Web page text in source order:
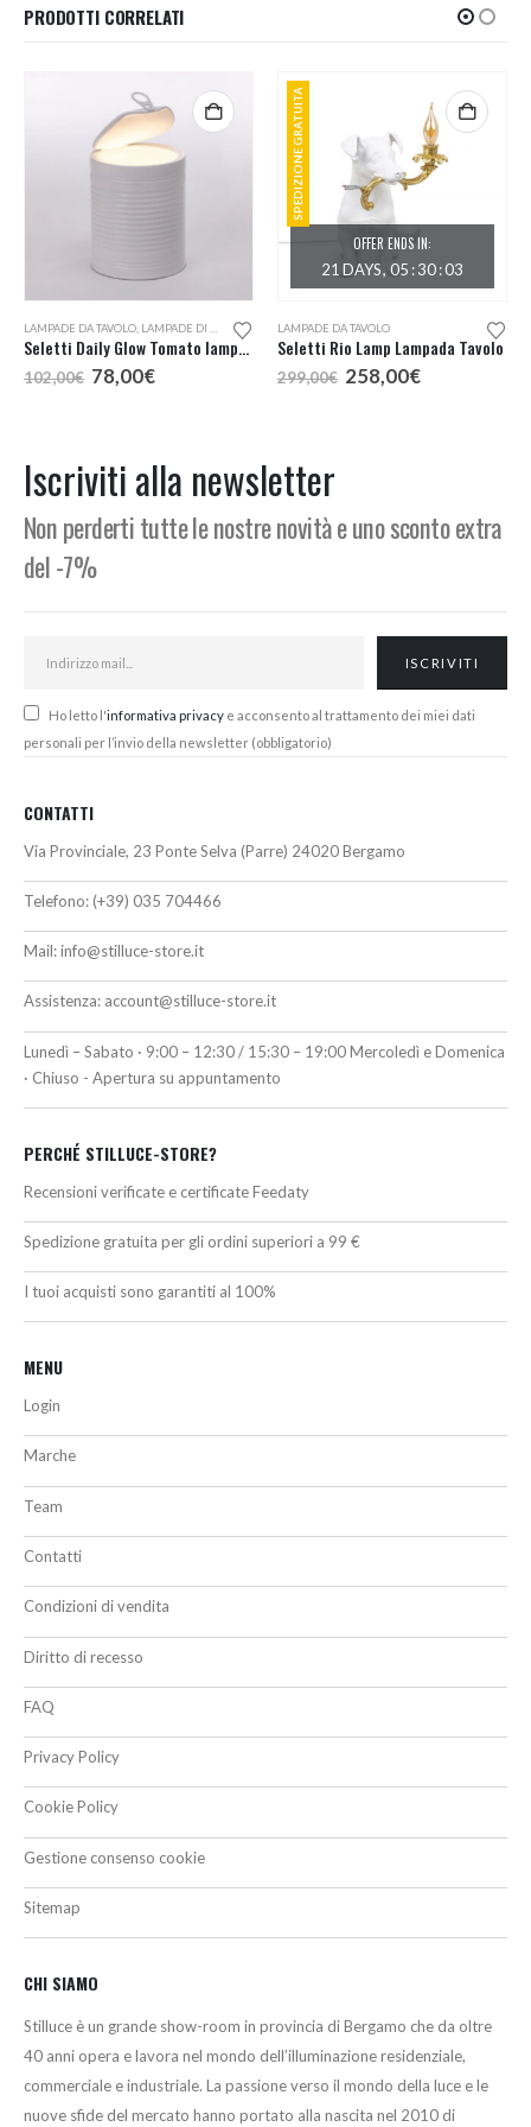
PRODOTTI CORRELATI
LAMPADE DA TAVOLO LAMPADE DI DESIGN A KM0 ,LAMPADE PORTATILI
Seletti Daily Glow Tomato lampada tavolo
102,00€ Il
prezzo
78,00€Il
SPEDIZIONE GRATUITA
OFFER ENDS IN:
21 DAYS 05 :30:03
LAMPADE DA TAVOLO
Seletti Rio Lamp Lampada Tavolo
299,00€ Il
prezzo
258,00€Il
Iscriviti alla newsletter
Non perderti tutte le nostre novità e uno sconto extra
del -7%
Ho letto l'informativa privacy e acconsento al trattamento dei miei dati
personali per l’invio della newsletter (obbligatorio)
CONTATTI
Via Provinciale, 23 Ponte Selva (Parre) 24020 Bergamo
Telefono: (+39) 035 704466
Mail:info@stilluce-store.it
Assistenza: account@stilluce-store.it
Lunedì – Sabato · 9:00 – 12:30 / 15:30 – 19:00 Mercoledì e Domenica
· Chiuso - Apertura su appuntamento
PERCHÉ STILLUCE-STORE?
Recensioni verificate e certificate Feedaty
Spedizione gratuita per gli ordini superiori a 99 €
I tuoi acquisti sono garantiti al 100%
MENU
Login
Marche
Team
Contatti
Condizioni di vendita
Diritto di recesso
FAQ
Privacy Policy
Cookie Policy
Gestione consenso cookie
Sitemap
CHI SIAMO
Stilluce è un grande show-room in provincia di Bergamo che da oltre
40 anni opera e lavora nel mondo dell’illuminazione residenziale,
commerciale e industriale. La passione verso il mondo della luce e le
nuove sfide del mercato hanno portato alla nascita nel 2010 di